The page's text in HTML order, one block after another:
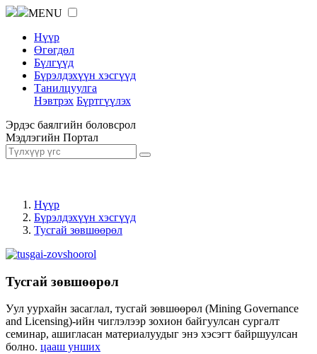
MENU
Нүүр
Өгөгдөл
Бүлгүүд
Бүрэлдэхүүн хэсгүүд
Танилцуулга
Нэвтрэх Бүртгүүлэх
Эрдэс баялгийн боловсрол
Мэдлэгийн Портал
Нүүр
Бүрэлдэхүүн хэсгүүд
Тусгай зөвшөөрөл
Тусгай зөвшөөрөл
Уул уурхайн засаглал, тусгай зөвшөөрөл (Mining Governance
and Licensing)-ийн чиглэлээр зохион байгуулсан сургалт
семинар, ашигласан материалуудыг энэ хэсэгт байршуулсан
болно. цааш унших